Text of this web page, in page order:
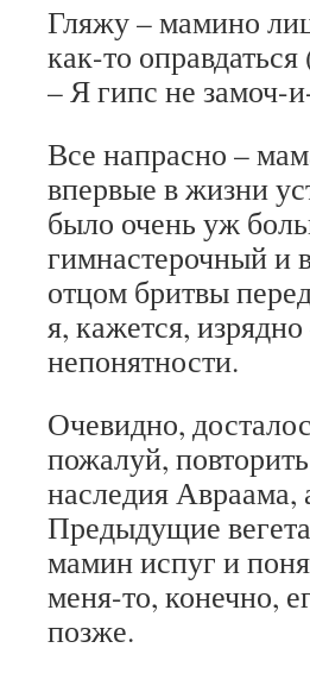
Гляжу – мамино
как-то
– Я гипс не
Все напрасно –
впервые в жизни
было очень уж
гимнастерочный и
отцом бритвы
я, кажется,
непонятности.
Очевидно,
пожалуй,
наследия Авраама,
Предыдущие
мамин испуг и
меня-то, конечно,
позже.